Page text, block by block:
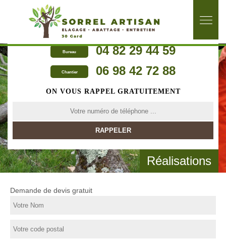
Bureau 04 82 29 44 59
Chantier 06 98 42 72 88
ON VOUS RAPPEL GRATUITEMENT
Réalisations
Demande de devis gratuit